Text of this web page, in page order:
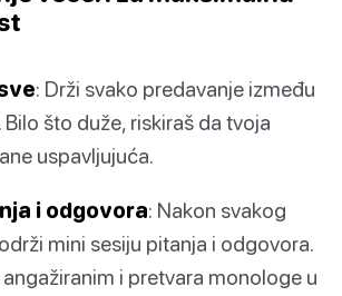
: Drži svako predavanje između
što duže, riskiraš da tvoja
uspavljujuća.
i odgovora: Nakon svakog
mini sesiju pitanja i odgovora.
i pretvara monologe u